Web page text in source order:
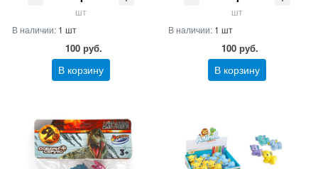
шт
В наличии: 1 шт
100 руб.
В корзину
шт
В наличии: 1 шт
100 руб.
В корзину